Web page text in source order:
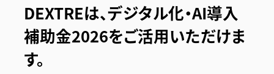
DEXTREは、デジタル化・AI導入
補助金2026をご活用いただけま
す。